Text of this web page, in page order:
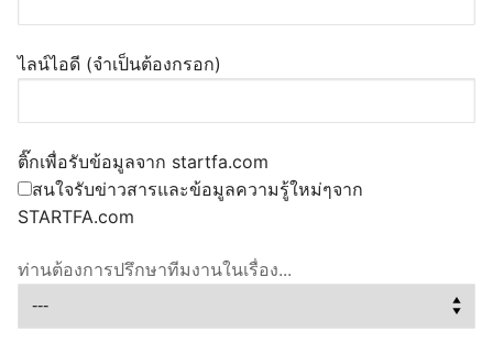
ไลน์ไอดี (จำเป็นต้องกรอก)
ติ๊กเพื่อรับข้อมูลจาก startfa.com
สนใจรับข่าวสารและข้อมูลความรู้ใหม่ๆจาก
STARTFA.com
ท่านต้องการปรึกษาทีมงานในเรื่อง...